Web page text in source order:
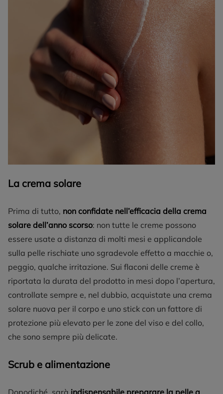
La crema solare
Prima di tutto, non confidate nell’efficacia della crema
solare dell’anno scorso: non tutte le creme possono
essere usate a distanza di molti mesi e applicandole
sulla pelle rischiate uno sgradevole effetto a macchie o,
peggio, qualche irritazione. Sui flaconi delle creme è
riportata la durata del prodotto in mesi dopo l’apertura,
controllate sempre e, nel dubbio, acquistate una crema
solare nuova per il corpo e uno stick con un fattore di
protezione più elevato per le zone del viso e del collo,
che sono sempre più delicate.
Scrub e alimentazione
Dopodiché, sarà indispensabile preparare la pelle a